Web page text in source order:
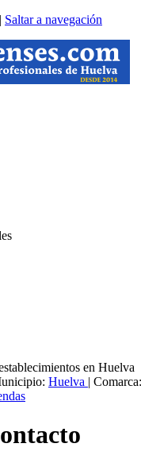
| Saltar a navegación
en Huelva
Huelva | Comarca: